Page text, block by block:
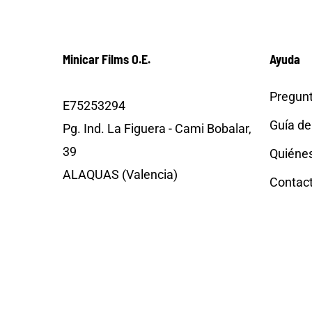
Minicar Films O.E.
E75253294
Pg. Ind. La Figuera - Cami Bobalar,
39
ALAQUAS (Valencia)
Ayuda
Guía